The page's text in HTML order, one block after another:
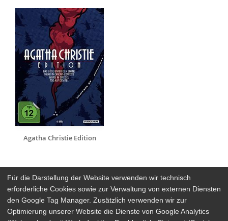
Agatha Christie Edition
Arthaus Stores
Für die Darstellung der Website verwenden wir technisch
erforderliche Cookies sowie zur Verwaltung von externen Diensten
den Google Tag Manager. Zusätzlich verwenden wir zur
Optimierung unserer Website die Dienste von Google Analytics